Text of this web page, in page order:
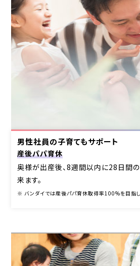
男性社員の子育てもサポート
産後パパ育休
奥様が出産後、8週間以内に28日間
来ます。
※ バンダイでは産後パパ育休取得率100%を目指し